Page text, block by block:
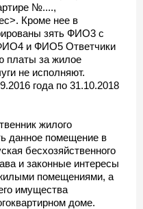
№....,
Кроме нее в
зять ФИО3 с
и ФИО5 Ответчики
платы за жилое
не исполняют.
года по 31.10.2018
жилого
данное помещение в
бесхозяйственного
и законные интересы
помещениями, а
имущества
доме.